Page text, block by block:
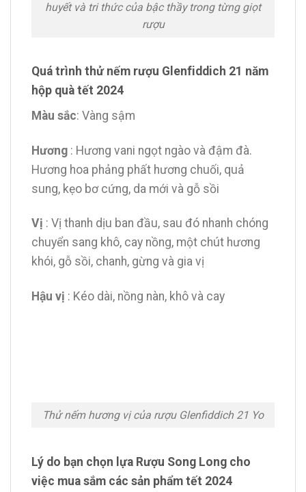
huyết và tri thức của bậc thầy trong từng giọt
rượu
Quá trình thử nếm rượu Glenfiddich 21 năm
hộp quà tết 2024
Màu sắc: Vàng sậm
Hương : Hương vani ngọt ngào và đậm đà.
Hương hoa phảng phất hương chuối, quả
sung, kẹo bơ cứng, da mới và gỗ sồi
Vị : Vị thanh dịu ban đầu, sau đó nhanh chóng
chuyển sang khô, cay nồng, một chút hương
khói, gỗ sồi, chanh, gừng và gia vị
Hậu vị : Kéo dài, nồng nàn, khô và cay
Thử nếm hương vị của rượu Glenfiddich 21 Yo
Lý do bạn chọn lựa Rượu Song Long cho
việc mua sắm các sản phẩm tết 2024